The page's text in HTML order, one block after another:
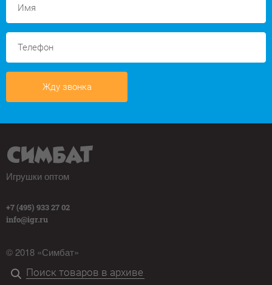
Жду звонка
Игрушки оптом
+7 (495) 933 27 02
info@igr.ru
© 2018 «Симбат»